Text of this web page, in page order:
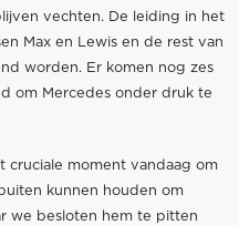
vechten. De leiding in het
Max en Lewis en de rest van
worden. Er komen nog zes
om Mercedes onder druk te
cruciale moment vandaag om
kunnen houden om
we besloten hem te pitten